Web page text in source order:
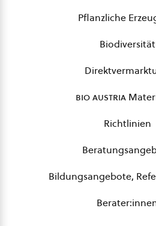
Pflanzliche
Biodiversität
bio austria
Richtlinien
Bildungsangebote,